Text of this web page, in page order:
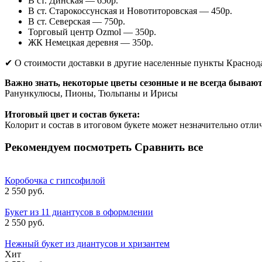
В ст. Старокоссунская и Новотиторовская — 450р.
В ст. Северская — 750р.
Торговый центр Ozmol — 350р.
ЖК Немецкая деревня — 350р.
✔ О стоимости доставки в другие населенные пункты
Важно знать, некоторые цветы сезонные и не всегда
Ранункулюсы, Пионы, Тюльпаны и Ирисы
Итоговый цвет и состав букета:
Колорит и состав в итоговом букете может незначительно
Рекомендуем посмотреть Сравнить все
Коробочка с гипсофилой
2 550 руб.
Букет из 11 диантусов в оформлении
2 550 руб.
Нежный букет из диантусов и хризантем
Хит